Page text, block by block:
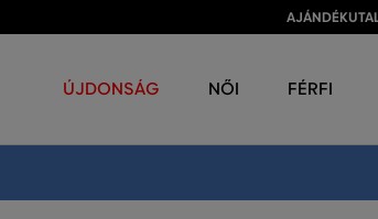
ÚJDONSÁG NŐI FÉRFI